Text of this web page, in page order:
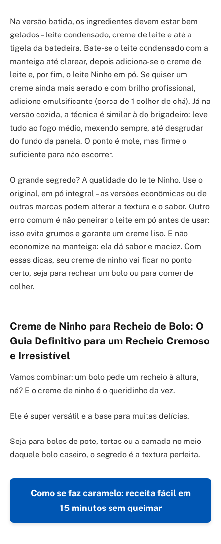
Na versão batida, os ingredientes devem estar bem
gelados – leite condensado, creme de leite e até a
tigela da batedeira. Bate-se o leite condensado com a
manteiga até clarear, depois adiciona-se o creme de
leite e, por fim, o leite Ninho em pó. Se quiser um
creme ainda mais aerado e com brilho profissional,
adicione emulsificante (cerca de 1 colher de chá). Já na
versão cozida, a técnica é similar à do brigadeiro: leve
tudo ao fogo médio, mexendo sempre, até desgrudar
do fundo da panela. O ponto é mole, mas firme o
suficiente para não escorrer.
O grande segredo? A qualidade do leite Ninho. Use o
original, em pó integral – as versões econômicas ou de
outras marcas podem alterar a textura e o sabor. Outro
erro comum é não peneirar o leite em pó antes de usar:
isso evita grumos e garante um creme liso. E não
economize na manteiga: ela dá sabor e maciez. Com
essas dicas, seu creme de ninho vai ficar no ponto
certo, seja para rechear um bolo ou para comer de
colher.
Creme de Ninho para Recheio de Bolo: O
Guia Definitivo para um Recheio Cremoso
e Irresistível
Vamos combinar: um bolo pede um recheio à altura,
né? E o creme de ninho é o queridinho da vez.
Ele é super versátil e a base para muitas delícias.
Seja para bolos de pote, tortas ou a camada no meio
daquele bolo caseiro, o segredo é a textura perfeita.
Como se faz caramelo: receita fácil em
15 minutos sem queimar